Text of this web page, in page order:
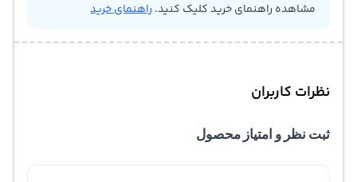
مشاهده راهنمای خرید کلیک کنید. راهنمای خرید
نظرات کاربران
ثبت نظر و امتیاز محصول